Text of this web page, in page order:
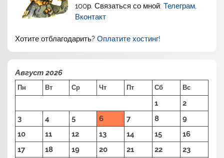
100р. Связаться со мной:Телеграм,
Вконтакт
Хотите отблагодарить?Оплатите хостинг!
Август 2026
Пн Вт Ср Чт Пт Сб Вс
1
2
3
4 5 6 7 8
9
10
11 12 13 14 15
16
17
18 19 20 21 22
23